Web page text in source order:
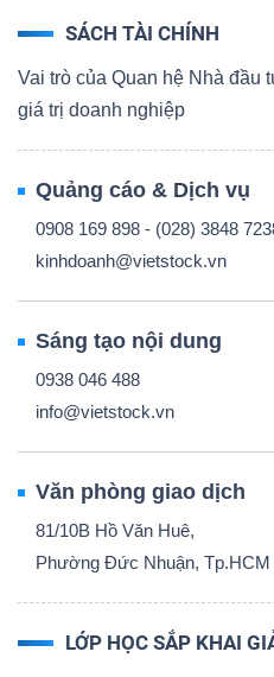
SÁCH TÀI CHÍNH
Vai trò của Quan hệ Nhà đầu
giá trị doanh nghiệp
Quảng cáo & Dịch vụ
0908 169 898 - (028) 3848
kinhdoanh@vietstock.vn
Sáng tạo nội dung
0938 046 488
info@vietstock.vn
Văn phòng giao dịch
81/10B Hồ Văn Huê,
Phường Đức Nhuận, Tp.HCM
LỚP HỌC SẮP KHAI